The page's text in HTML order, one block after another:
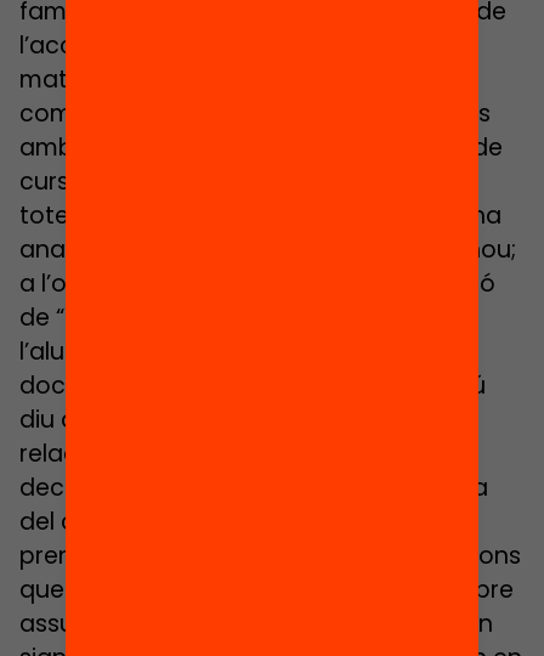
família esdevé un element fonamental de
l’acció tutorial i aquesta participació es
materialitza en forma de reunions
compartides. “Fem cinc trobades anuals
amb les famílies. A la reunió de principi de
curs, una tutoria exprés, es convoca a
totes les famílies per a preguntar com ha
anat l’estiu i conèixer al nou tutor si és nou;
a l’octubre convoquem la primera reunió
de “Fem Camí”, a la que assisteixen
l’alumne, la família i el tutor. Tenim uns
documents on es fa un pacte i cadascú
diu a quines coses es compromet amb
relació a un objectiu comú que es
decideix”, diu la Dolors Queralt, directora
del centre. Les famílies i els alumnes es
prenen tan seriosament aquestes reunions
que fins i tot arriben a compromisos sobre
assumptes de casa. Aquests acords són